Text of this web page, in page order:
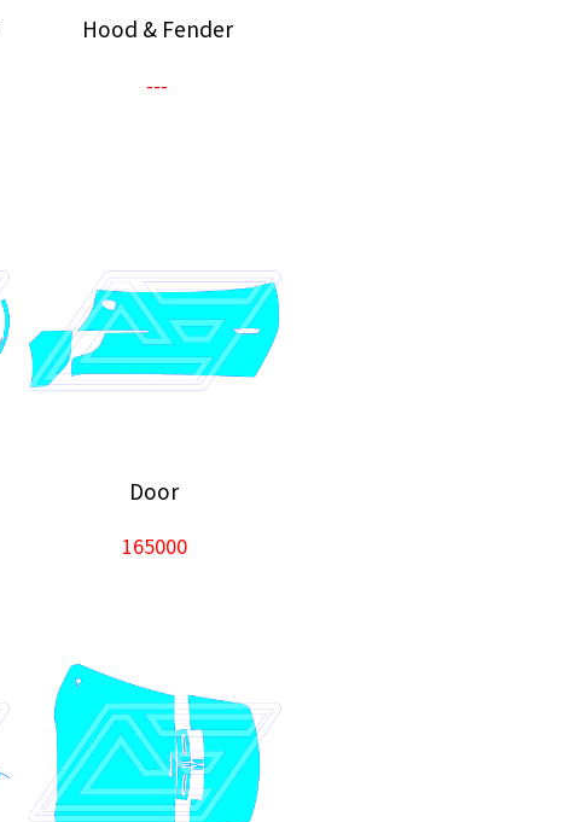
Hood & Fender
---
Door
165000